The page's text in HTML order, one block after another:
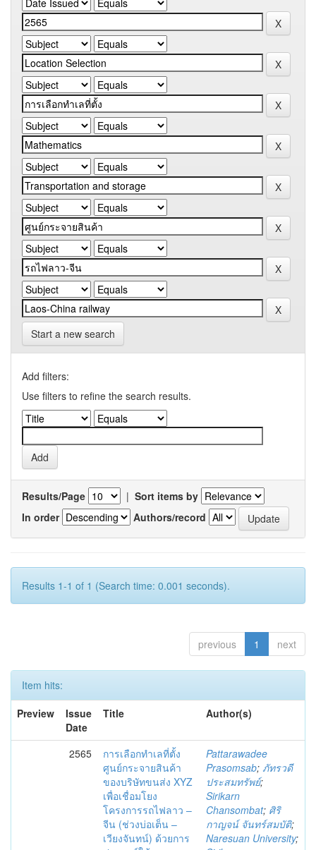
Start a new search
Add filters:
Use filters to refine the search results.
Results/Page | Sort items by
In order
Authors/record
Results 1-1 of 1 (Search time: 0.001 seconds).
previous 1 next
Item hits:
Preview
Issue
Date
Title Author(s)
2565
การเลือกทำเลที่ตั้ง
ศูนย์กระจายสินค้า
ของบริษัทขนส่ง XYZ
เพื่อเชื่อมโยง
โครงการรถไฟลาว –
จีน (ช่วงบ่อเต็น –
เวียงจันทน์) ด้วยการ
Pattarawadee
Prasomsab; ภัทรวดี
ประสมทรัพย์;
Sirikarn
Chansombat; ศิริ
กาญจน์ จันทร์สมบัติ;
Naresuan University;